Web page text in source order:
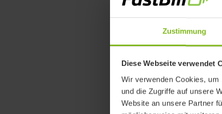
Zustimmung
Diese Webseite verwendet
Wir verwenden Cookies,
und die Zugriffe auf unsere
Website an unsere Partner
erbracht
„
ist es